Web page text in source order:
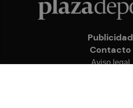
Publicidad
Contacto
Aviso legal